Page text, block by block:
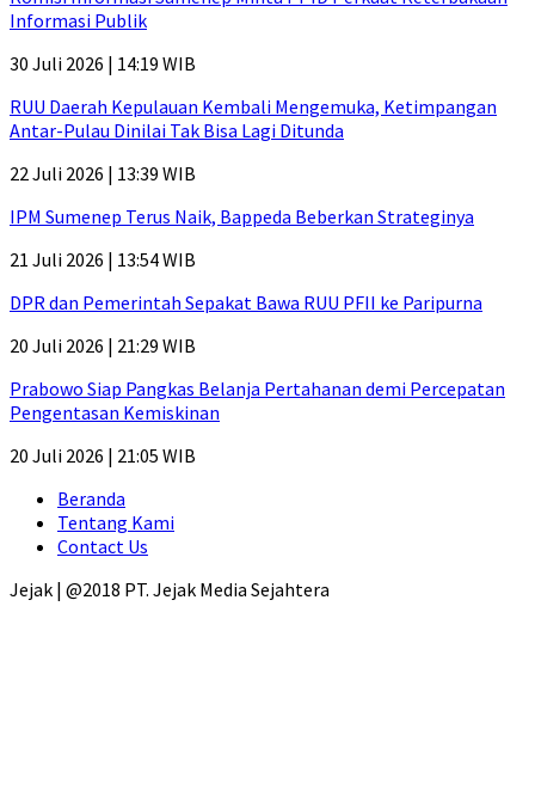
Informasi Publik
30 Juli 2026 | 14:19 WIB
RUU Daerah Kepulauan Kembali Mengemuka, Ketimpangan
Antar-Pulau Dinilai Tak Bisa Lagi Ditunda
22 Juli 2026 | 13:39 WIB
IPM Sumenep Terus Naik, Bappeda Beberkan Strateginya
21 Juli 2026 | 13:54 WIB
DPR dan Pemerintah Sepakat Bawa RUU PFII ke Paripurna
20 Juli 2026 | 21:29 WIB
Prabowo Siap Pangkas Belanja Pertahanan demi Percepatan
Pengentasan Kemiskinan
20 Juli 2026 | 21:05 WIB
Beranda
Tentang Kami
Contact Us
Jejak | @2018 PT. Jejak Media Sejahtera